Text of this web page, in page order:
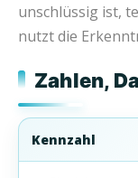
unschlüssig ist,
nutzt die
Zahlen,
Kennzahl